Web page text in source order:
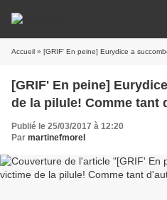
Accueil » [GRIF' En peine] Eurydice a
[GRIF' En peine]
de la pilule! Comme tant
Publié le 25/03/2017 à 12:20
Par martinefmorel